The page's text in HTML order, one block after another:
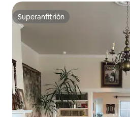
Superanfitrión
Superanfitrión